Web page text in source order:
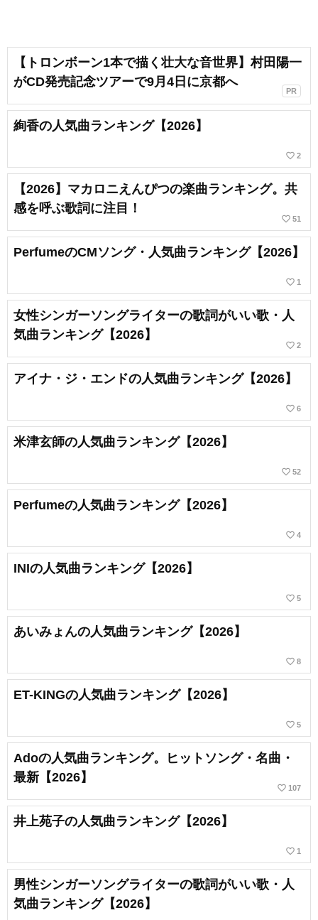
【トロンボーン1本で描く壮大な音世界】村田陽一
がCD発売記念ツアーで9月4日に京都へ
PR
絢香の人気曲ランキング【2026】
favorite_border 2
【2026】マカロニえんぴつの楽曲ランキング。共
感を呼ぶ歌詞に注目！
favorite_border 51
PerfumeのCMソング・人気曲ランキング【2026】
favorite_border 1
女性シンガーソングライターの歌詞がいい歌・人
気曲ランキング【2026】
favorite_border 2
アイナ・ジ・エンドの人気曲ランキング【2026】
favorite_border 6
米津玄師の人気曲ランキング【2026】
favorite_border 52
Perfumeの人気曲ランキング【2026】
favorite_border 4
INIの人気曲ランキング【2026】
favorite_border 5
あいみょんの人気曲ランキング【2026】
favorite_border 8
ET-KINGの人気曲ランキング【2026】
favorite_border 5
Adoの人気曲ランキング。ヒットソング・名曲・
最新【2026】
favorite_border 107
井上苑子の人気曲ランキング【2026】
favorite_border 1
男性シンガーソングライターの歌詞がいい歌・人
気曲ランキング【2026】